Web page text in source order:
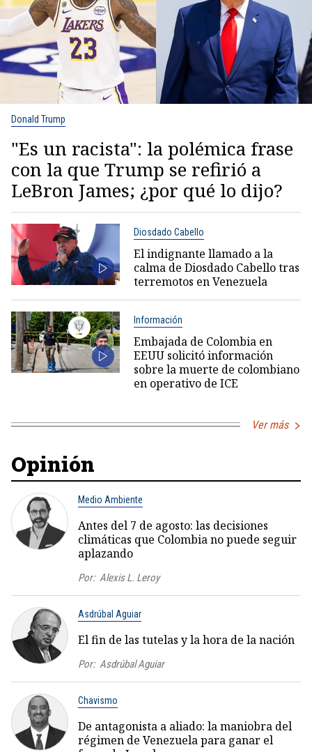
Donald Trump
"Es un racista": la polémica frase
con la que Trump se refirió a
LeBron James; ¿por qué lo dijo?
Diosdado Cabello
El indignante llamado a la
calma de Diosdado Cabello tras
terremotos en Venezuela
Información
Embajada de Colombia en
EEUU solicitó información
sobre la muerte de colombiano
en operativo de ICE
Ver más
Opinión
Medio Ambiente
Antes del 7 de agosto: las decisiones
climáticas que Colombia no puede seguir
aplazando
Por: Alexis L. Leroy
Asdrúbal Aguiar
El fin de las tutelas y la hora de la nación
Por: Asdrúbal Aguiar
Chavismo
De antagonista a aliado: la maniobra del
régimen de Venezuela para ganar el